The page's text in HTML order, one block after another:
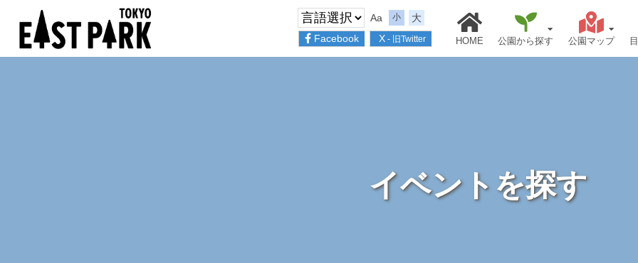
Aa 小
大
Facebook
X - 旧Twitter HOME 公園から探す 公園マップ
イベントを探す